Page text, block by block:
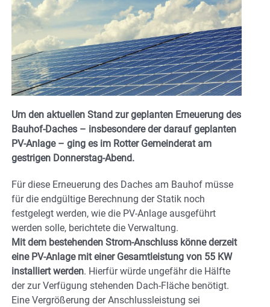
Um den aktuellen Stand zur geplanten Erneuerung des
Bauhof-Daches – insbesondere der darauf geplanten
PV-Anlage – ging es im Rotter Gemeinderat am
gestrigen Donnerstag-Abend.
Für diese Erneuerung des Daches am Bauhof müsse
für die endgültige Berechnung der Statik noch
festgelegt werden, wie die PV-Anlage ausgeführt
werden solle, berichtete die Verwaltung.
Mit dem bestehenden Strom-Anschluss könne derzeit
eine PV-Anlage mit einer Gesamtleistung von 55 KW
installiert werden. Hierfür würde ungefähr die Hälfte
der zur Verfügung stehenden Dach-Fläche benötigt.
Eine Vergrößerung der Anschlussleistung sei